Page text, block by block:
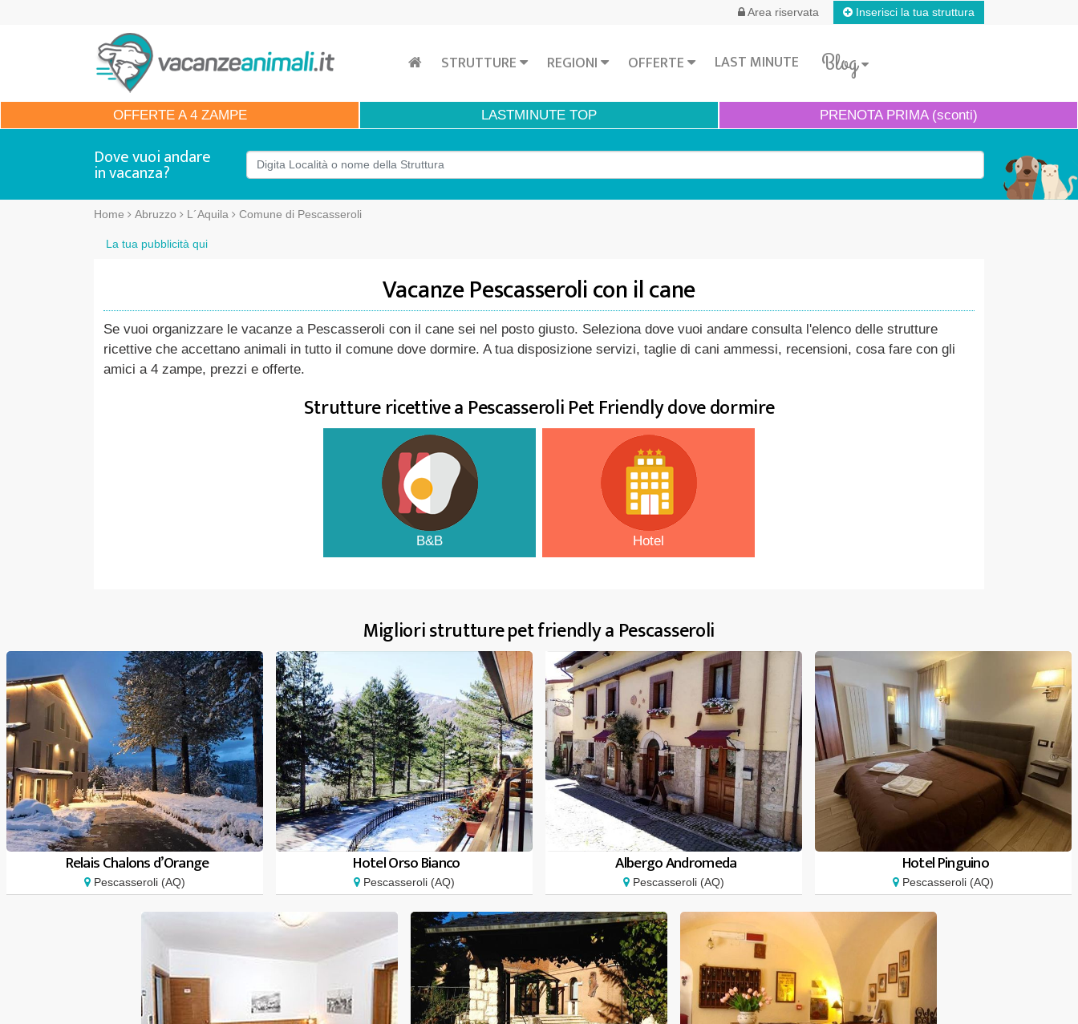
Area riservata Inserisci la tua struttura
STRUTTURE REGIONI OFFERTE LAST MINUTE Blog
OFFERTEA 4 ZAMPE LASTMINUTE TOP PRENOTAPRIMA (sconti)
Dove vuoi andare
in vacanza?
Home Abruzzo L´Aquila Comune di Pescasseroli
La tua pubblicità qui
Vacanze Pescasseroli con il cane
Se vuoi organizzare le vacanze a Pescasseroli con il cane sei nel posto giusto. Seleziona dove vuoi andare consulta l'elenco delle strutture
ricettive che accettano animali in tutto il comune dove dormire. A tua disposizione servizi, taglie di cani ammessi, recensioni, cosa fare con gli
amici a 4 zampe, prezzi e offerte.
Strutture ricettive a Pescasseroli Pet Friendly dove dormire
B&B Hotel
Migliori strutture pet friendly a Pescasseroli
Relais Chalons d’Orange
Pescasseroli (AQ)
Hotel Orso Bianco
Pescasseroli (AQ)
Albergo Andromeda
Pescasseroli (AQ)
Hotel Pinguino
Pescasseroli (AQ)